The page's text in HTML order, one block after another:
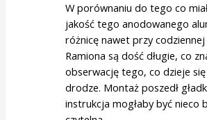
W porównaniu do tego co
jakość tego anodowanego
różnicę nawet przy codziennej
Ramiona są dość długie, co
obserwację tego, co dzieje
drodze. Montaż poszedł
instrukcja mogłaby być nieco